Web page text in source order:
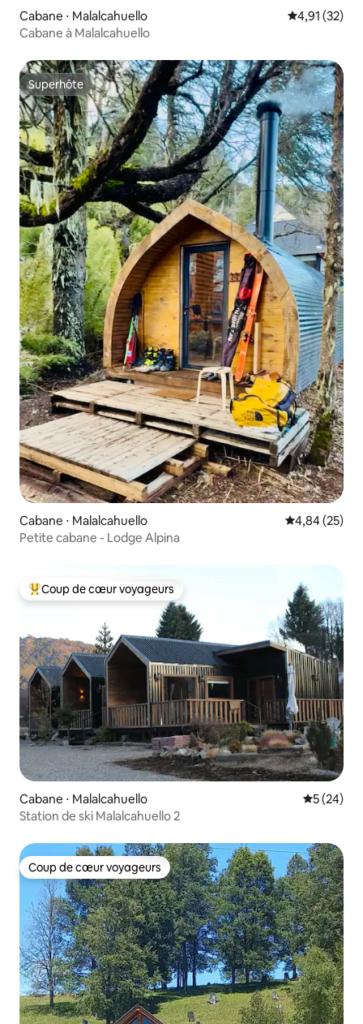
Cabane ⋅ Malalcahuello Évaluation
4,91 (32)
Cabane à Malalcahuello
Superhôte
Superhôte
Cabane ⋅ Malalcahuello Évaluation
4,84 (25)
Petite cabane - Lodge Alpina
Coups de cœur voyageurs les plus appréciés
Coup de cœur voyageurs
Cabane ⋅ Malalcahuello
5 (24)
Station de ski Malalcahuello 2
Coup de cœur voyageurs
Coup de cœur voyageurs